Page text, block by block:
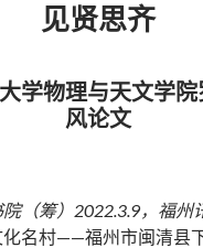
见贤思齐
学物理与天文学
风论文
院（筹）2022.3.9，福州
名村——福州市闽清县